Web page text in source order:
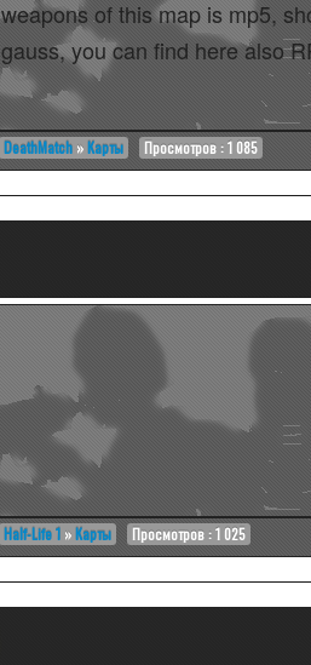
weapons of this map is mp5,
gauss, you can find here also
DeathMatch »Карты Просмотров : 1 085
Half-Life 1 »Карты Просмотров : 1 025